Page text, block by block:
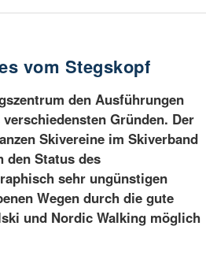
vom Stegskopf
den Ausführungen
Gründen. Der
Skivereine im Skiverband
den Status des
sehr ungünstigen
Wegen durch die gute
und Nordic Walking möglich